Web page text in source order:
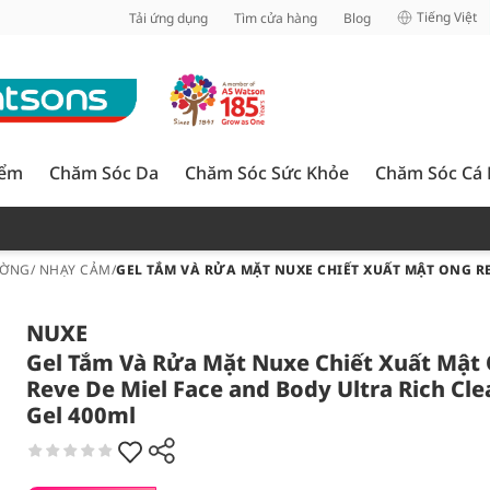
Tải ứng dụng Tìm cửa hàng Blog Tiếng Việt
Chăm Sóc Da Chăm Sóc Sức Khỏe Chăm Sóc Cá
NHẠY CẢM/GEL TẮM VÀ RỬA MẶT NUXE CHIẾT XUẤT MẬT ONG
NUXE
Gel Tắm Và Rửa Mặt Nuxe Chiết Xuất Mật
Reve De Miel Face and Body Ultra Rich
Gel 400ml